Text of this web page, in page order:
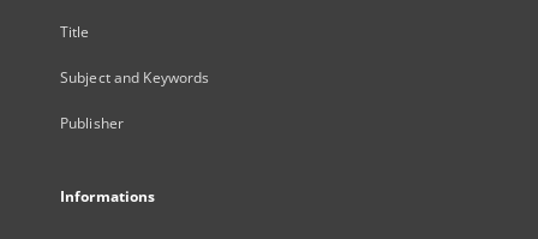
Title
Subject and Keywords
Publisher
Informations